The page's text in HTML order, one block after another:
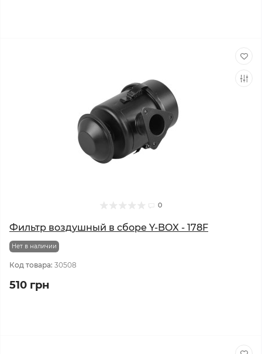
0
Фильтр воздушный в сборе Y-BOX - 178F
Нет в наличии
Код товара: 30508
510 грн